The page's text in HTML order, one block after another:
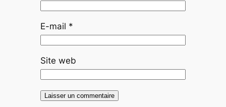
E-mail *
Site web